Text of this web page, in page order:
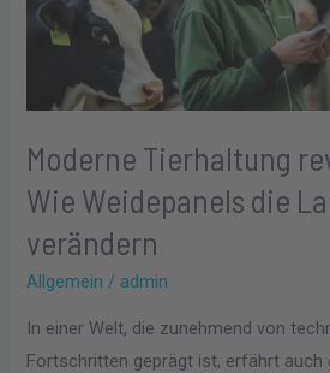
Moderne Tierhaltung
Wie Weidepanels die
verändern
Allgemein / admin
In einer Welt, die zunehmend von
Fortschritten geprägt ist, erfährt auch
die
Landwirtschaft
verändern